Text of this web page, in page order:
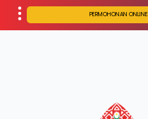
PERMOHONAN ONLINE